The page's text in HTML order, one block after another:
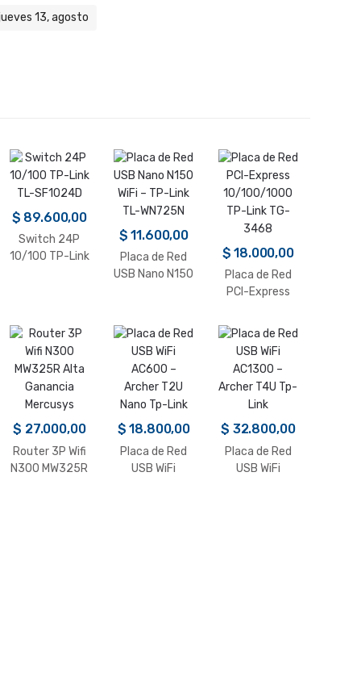
13, agosto
$ 89.600,00
Switch 24P
10/100 TP-Link
$ 11.600,00
Placa de Red
USB Nano N150
$ 18.000,00
Placa de Red
PCI-Express
TP-Link TG-
$ 27.000,00
Router 3P Wifi
N300 MW325R
$ 18.800,00
Placa de Red
USB WiFi
$ 32.800,00
Placa de Red
USB WiFi